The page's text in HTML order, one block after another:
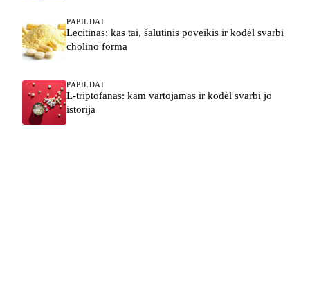
PAPILDAI
Lecitinas: kas tai, šalutinis poveikis ir kodėl svarbi
cholino forma
PAPILDAI
L-triptofanas: kam vartojamas ir kodėl svarbi jo
istorija